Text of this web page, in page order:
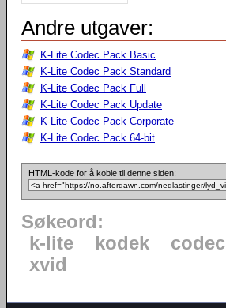
Andre utgaver:
K-Lite Codec Pack Basic
K-Lite Codec Pack Standard
K-Lite Codec Pack Full
K-Lite Codec Pack Update
K-Lite Codec Pack Corporate
K-Lite Codec Pack 64-bit
HTML-kode for å koble til denne siden:
Søkeord:
k-lite
kodek codec
xvid